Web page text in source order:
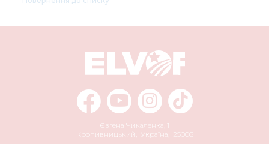
Євгена Чикаленка, 1
Кропивницький
Україна 25006